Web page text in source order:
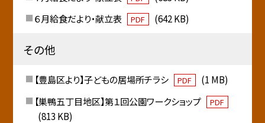
６月給食だより・献立表
PDF (642 KB)
その他
【豊島区より】子どもの居場所チラシ PDF
(1 MB)
【巣鴨五丁目地区】第１回公園ワークショップ
PDF
(813 KB)